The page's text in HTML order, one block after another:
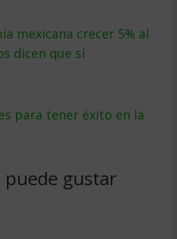
mexicana crecer 5% al
dicen que sí
para tener éxito en la
gustar